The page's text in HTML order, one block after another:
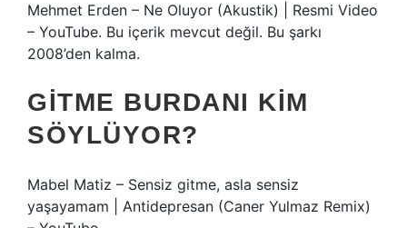
Mehmet Erden – Ne Oluyor (Akustik) | Resmi Video
– YouTube. Bu içerik mevcut değil. Bu şarkı
2008’den kalma.
GITME BURDANI KIM
SÖYLÜYOR?
Mabel Matiz – Sensiz gitme, asla sensiz
yaşayamam | Antidepresan (Caner Yulmaz Remix)